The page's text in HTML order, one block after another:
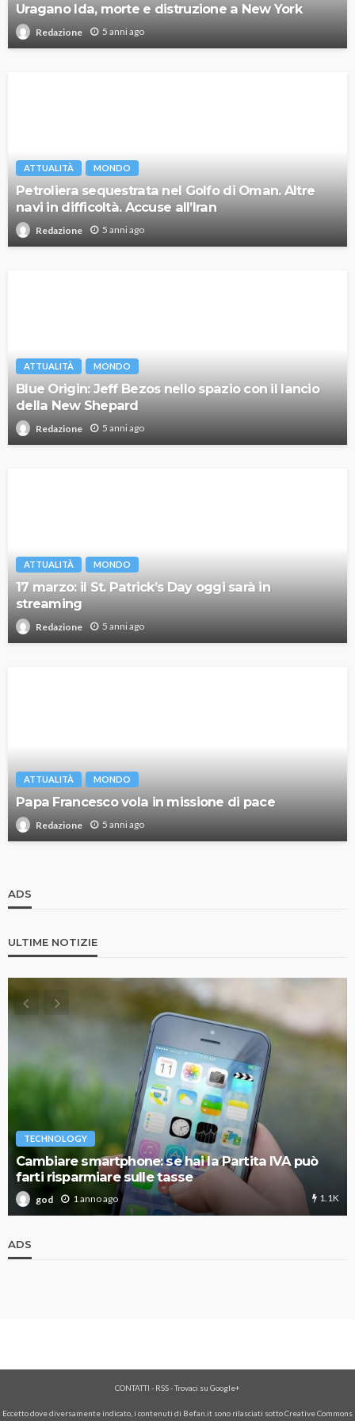
Uragano Ida, morte e distruzione a New York
Redazione 5 anni ago
ATTUALITÀ MONDO
Petroliera sequestrata nel Golfo di Oman. Altre
navi in difficoltà. Accuse all’Iran
Redazione 5 anni ago
ATTUALITÀ MONDO
Blue Origin: Jeff Bezos nello spazio con il lancio
della New Shepard
Redazione 5 anni ago
ATTUALITÀ MONDO
17 marzo: il St. Patrick’s Day oggi sarà in
streaming
Redazione 5 anni ago
ATTUALITÀ MONDO
Papa Francesco vola in missione di pace
Redazione 5 anni ago
ADS
ULTIME NOTIZIE
TECHNOLOGY
Cambiare smartphone: se hai la Partita IVA può
farti risparmiare sulle tasse
god 1 anno ago 1.1K
ADS
CONTATTI - RSS-Trovaci su Google+
Eccetto dove diversamente indicato, i contenuti di Befan.it sono rilasciati sotto Creative Commons